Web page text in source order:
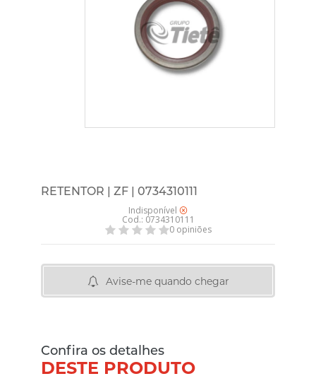
RETENTOR | ZF | 0734310111
Indisponível
Cod.: 0734310111
0 opiniões
Avise-me quando chegar
Confira os detalhes
DESTE PRODUTO